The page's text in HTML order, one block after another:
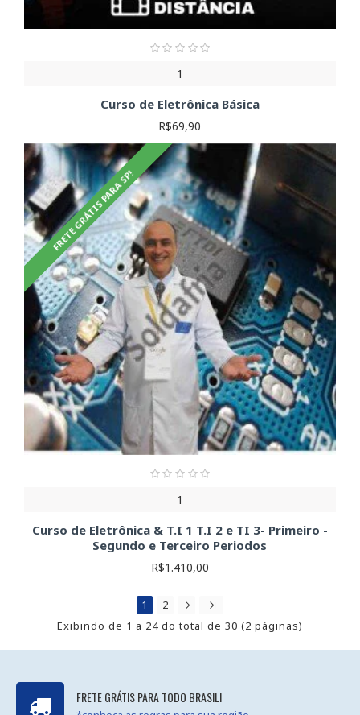
1
Curso de Eletrônica Básica
R$69,90
FRETE GRÁTIS PARA SP!
1
Curso de Eletrônica & T.I 1 T.I 2 e TI 3- Primeiro -
Segundo e Terceiro Periodos
R$1.410,00
1
2
Exibindo de 1 a 24 do total de 30 (2 páginas)
FRETE GRÁTIS PARA TODO BRASIL!